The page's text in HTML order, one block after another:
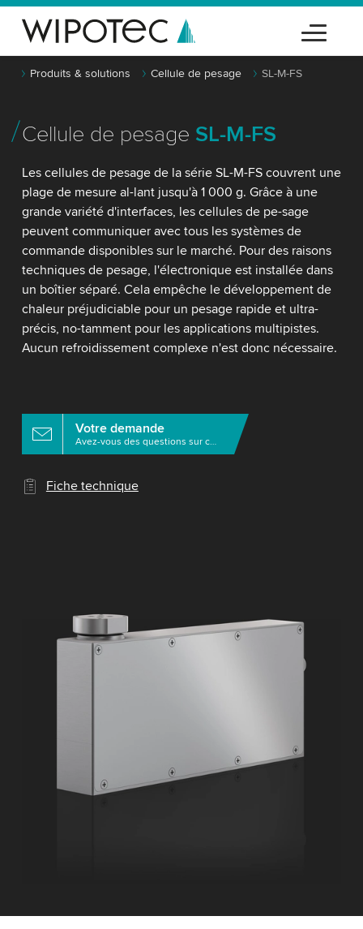
Produits & solutions Cellule de pesage SL-M-FS
Cellule de pesage SL-M-FS
Les cellules de pesage de la série SL-M-FS couvrent une
plage de mesure al-lant jusqu'à 1 000 g. Grâce à une
grande variété d'interfaces, les cellules de pe-sage
peuvent communiquer avec tous les systèmes de
commande disponibles sur le marché. Pour des raisons
techniques de pesage, l'électronique est installée dans
un boîtier séparé. Cela empêche le développement de
chaleur préjudiciable pour un pesage rapide et ultra-
précis, no-tamment pour les applications multipistes.
Aucun refroidissement complexe n'est donc nécessaire.
Votre demande
Avez-vous des questions sur ce produit?
Fiche technique